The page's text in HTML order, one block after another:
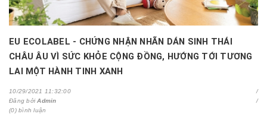
EU ECOLABEL - CHỨNG NHẬN NHÃN DÁN SINH THÁI
CHÂU ÂU VÌ SỨC KHỎE CỘNG ĐỒNG, HƯỚNG TỚI TƯƠNG
LAI MỘT HÀNH TINH XANH
10/29/2021 11:32:00
Đăng bởiAdmin
(0) bình luận